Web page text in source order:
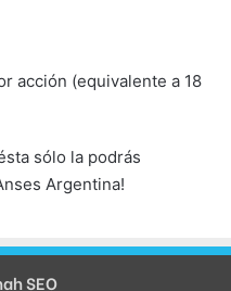
acción (equivalente a 18
sólo la podrás
Argentina!
SEO